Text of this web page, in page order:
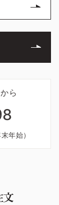
ら
年始）